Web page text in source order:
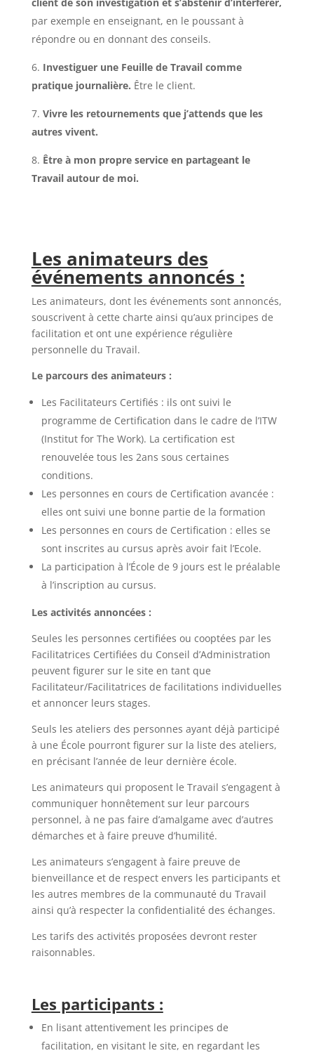
par exemple en enseignant, en le poussant à
répondre ou en donnant des conseils.
Investiguer une Feuille de Travail comme
pratique journalière. Être le client.
Vivre les retournements que j’attends que les
autres vivent.
Être à mon propre service en partageant le
Travail autour de moi.
Les animateurs des
événements annoncés :
Les animateurs, dont les événements sont annoncés,
souscrivent à cette charte ainsi qu’aux principes de
facilitation et ont une expérience régulière
personnelle du Travail.
Le parcours des animateurs :
Les Facilitateurs Certifiés : ils ont suivi le
programme de Certification dans le cadre de l’ITW
(Institut for The Work). La certification est
renouvelée tous les 2ans sous certaines
conditions.
Les personnes en cours de Certification avancée :
elles ont suivi une bonne partie de la formation
Les personnes en cours de Certification : elles se
sont inscrites au cursus après avoir fait l’Ecole.
La participation à l’École de 9 jours est le préalable
à l’inscription au cursus.
Les activités annoncées :
Seules les personnes certifiées ou cooptées par les
Facilitatrices Certifiées du Conseil d’Administration
peuvent figurer sur le site en tant que
Facilitateur/Facilitatrices de facilitations individuelles
et annoncer leurs stages.
Seuls les ateliers des personnes ayant déjà participé
à une École pourront figurer sur la liste des ateliers,
en précisant l’année de leur dernière école.
Les animateurs qui proposent le Travail s’engagent à
communiquer honnêtement sur leur parcours
personnel, à ne pas faire d’amalgame avec d’autres
démarches et à faire preuve d’humilité.
Les animateurs s’engagent à faire preuve de
bienveillance et de respect envers les participants et
les autres membres de la communauté du Travail
ainsi qu’à respecter la confidentialité des échanges.
Les tarifs des activités proposées devront rester
raisonnables.
Les participants :
En lisant attentivement les principes de
facilitation, en visitant le site, en regardant les